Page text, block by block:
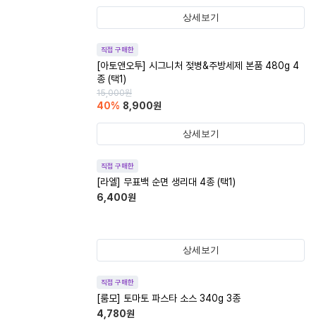
상세보기
직접 구매한
[아토앤오투] 시그니처 젖병&주방세제 본품 480g 4
종 (택1)
15,000원
40% 8,900원
상세보기
직접 구매한
[라엘] 무표백 순면 생리대 4종 (택1)
6,400원
상세보기
직접 구매한
[룸모] 토마토 파스타 소스 340g 3종
4,780원